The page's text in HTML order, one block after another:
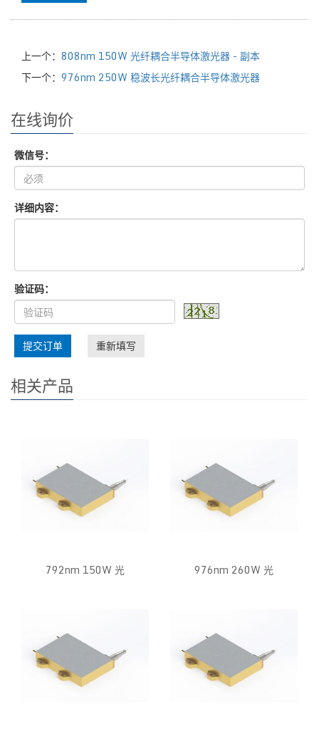
上一个： 808nm 150W 光纤耦合半导体激光器 - 副本
下一个： 976nm 250W 稳波长光纤耦合半导体激光器
在线询价
微信号：
详细内容：
验证码：
提交订单 重新填写
相关产品
792nm 150W 光 976nm 260W 光